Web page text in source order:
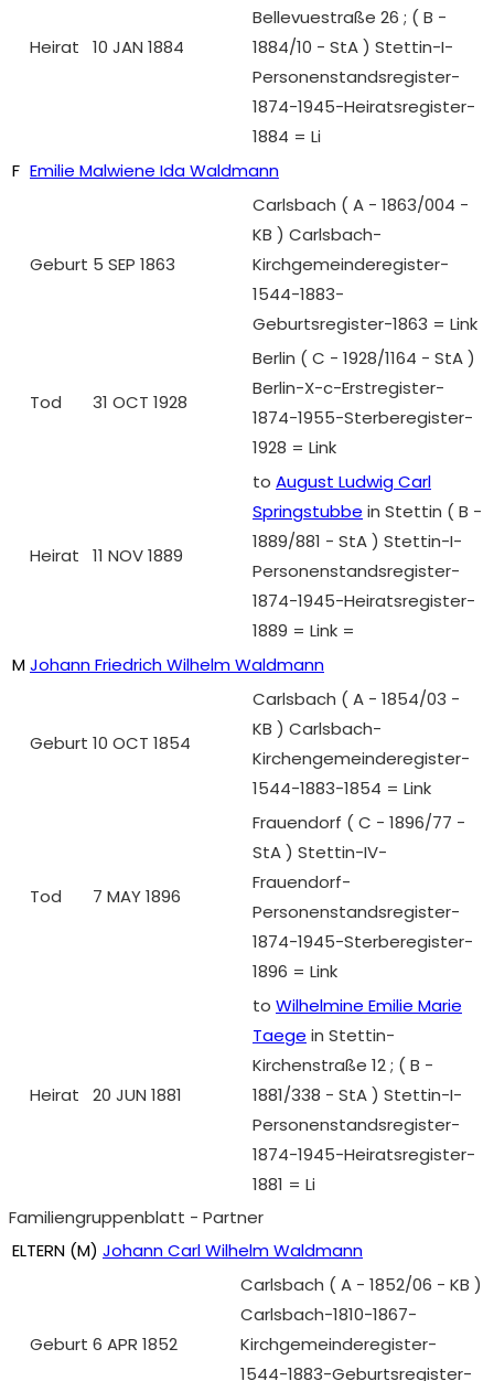
Heirat 10 JAN 1884
Bellevuestraße 26 ; ( B -
1884/10 - StA ) Stettin-I-
Personenstandsregister-
1874-1945-Heiratsregister-
1884 = Li
F Emilie Malwiene Ida Waldmann
Geburt 5 SEP 1863
Carlsbach ( A - 1863/004 -
KB ) Carlsbach-
Kirchgemeinderegister-
1544-1883-
Geburtsregister-1863 = Link
Tod 31 OCT 1928
Berlin ( C - 1928/1164 - StA )
Berlin-X-c-Erstregister-
1874-1955-Sterberegister-
1928 = Link
Heirat 11 NOV 1889
to August Ludwig Carl
Springstubbe in Stettin ( B -
1889/881 - StA ) Stettin-I-
Personenstandsregister-
1874-1945-Heiratsregister-
1889 = Link =
MJohann Friedrich Wilhelm Waldmann
Geburt 10 OCT 1854
Carlsbach ( A - 1854/03 -
KB ) Carlsbach-
Kirchengemeinderegister-
1544-1883-1854 = Link
Tod 7 MAY 1896
Frauendorf ( C - 1896/77 -
StA ) Stettin-IV-
Frauendorf-
Personenstandsregister-
1874-1945-Sterberegister-
1896 = Link
Heirat 20 JUN 1881
to Wilhelmine Emilie Marie
Taege in Stettin-
Kirchenstraße 12 ; ( B -
1881/338 - StA ) Stettin-I-
Personenstandsregister-
1874-1945-Heiratsregister-
1881 = Li
Familiengruppenblatt - Partner
ELTERN (M) Johann Carl Wilhelm Waldmann
Geburt 6 APR 1852
Carlsbach ( A - 1852/06 - KB )
Carlsbach-1810-1867-
Kirchgemeinderegister-
1544-1883-Geburtsregister-